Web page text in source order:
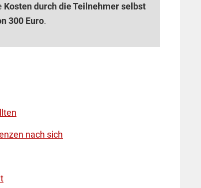
Kosten durch die Teilnehmer selbst
300 Euro.
nach sich